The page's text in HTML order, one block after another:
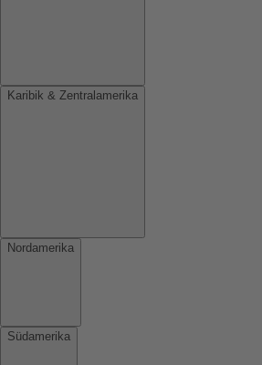
Karibik & Zentralamerika
Nordamerika
Südamerika